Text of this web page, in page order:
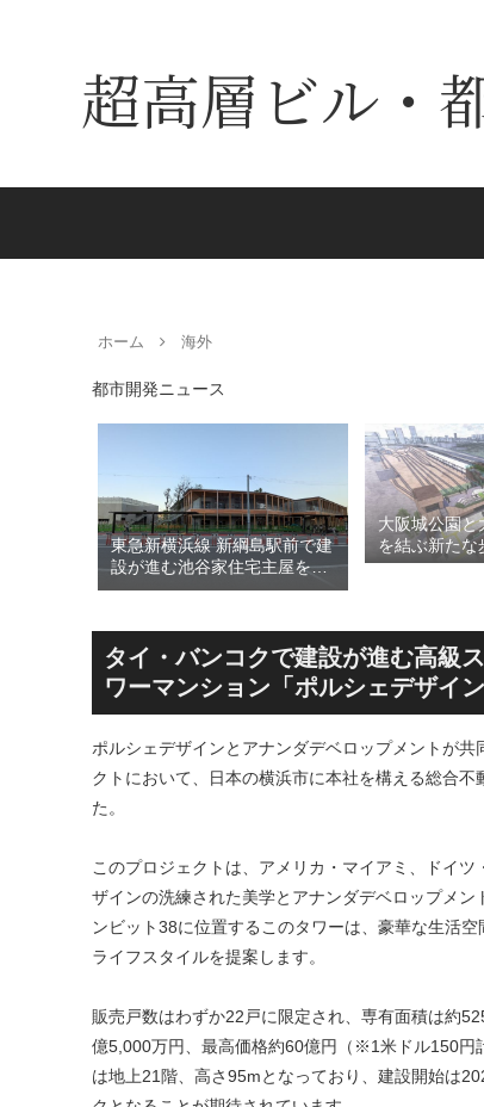
超高層ビル・
ホーム 海外
都市開発ニュース
東急新横浜線 新綱島駅前で建
設が進む池谷家住宅主屋を活
用した「新綱島MICCA」！！
による新たな駅前拠点が2026
年秋誕生へ！！
大阪城公園と
を結ぶ新たな
る「大阪城公
表！！
タイ・バンコクで建設が進む高級
ワーマンション「ポルシェデザイ
ポルシェデザインとアナンダデベロップメントが共
クトにおいて、日本の横浜市に本社を構える総合
た。
このプロジェクトは、アメリカ・マイアミ、ドイ
ザインの洗練された美学とアナンダデベロップメ
ンビット38に位置するこのタワーは、豪華な生活
ライフスタイルを提案します。
販売戸数はわずか22戸に限定され、専有面積は約
億5,000万円、最高価格約60億円（※1米ドル150円
は地上21階、高さ95mとなっており、建設開始は